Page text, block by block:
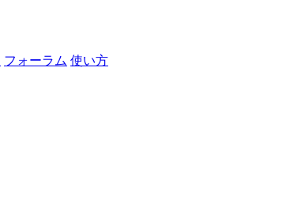
フォーラム 使い方